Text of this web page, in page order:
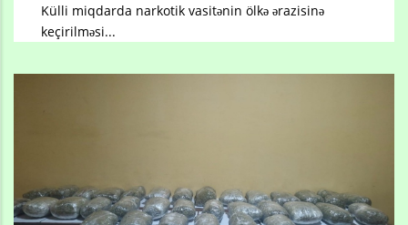
Külli miqdarda narkotik vasitənin ölkə ərazisinə
keçirilməsi...